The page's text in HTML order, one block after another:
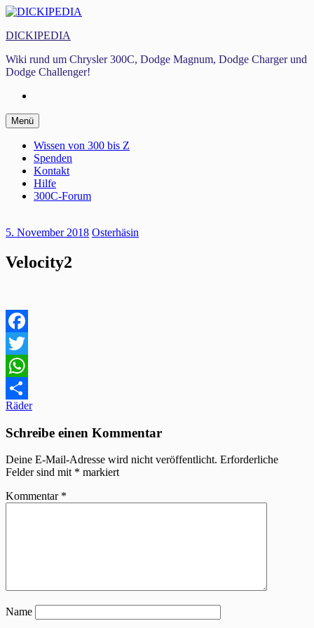
Zum
springen
DICKIPEDIA
Wiki rund um Chrysler 300C, Dodge Magnum, Dodge Charger und
Dodge Challenger!
Menü Zum
Inhalt
springen
Wissen von 300 bis Z
Spenden
Kontakt
Hilfe
300C-Forum
5. November 2018 Osterhäsin
Velocity2
Facebook
Twitter
WhatsApp
Teilen
Beitragsnavigation
Räder
Schreibe einen Kommentar
Deine E-Mail-Adresse wird nicht veröffentlicht. Erforderliche
Felder sind mit * markiert
Kommentar *
Name